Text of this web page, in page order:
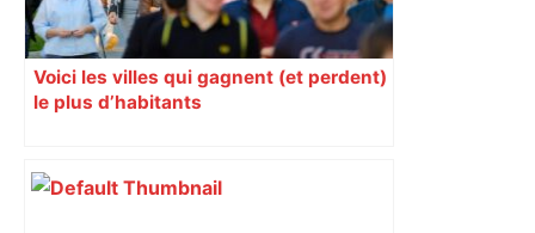
Voici les villes qui gagnent (et perdent)
le plus d’habitants